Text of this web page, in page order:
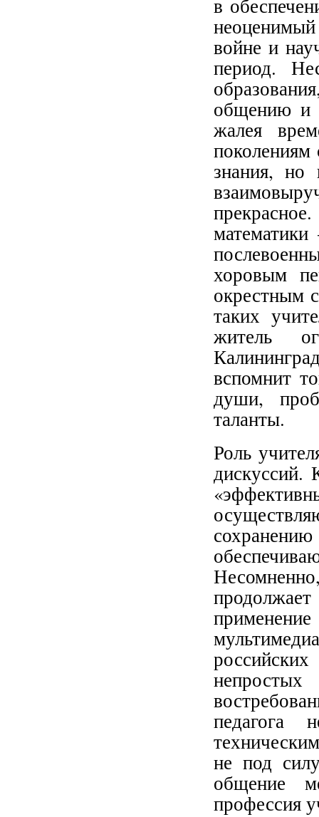
в
войне и
период.
общению и
жалея
поколениям
знания, но
хоровым
окрестным
таких
житель
вспомнит
души,
таланты.
Роль
дискуссий.
непростых
педагога
не под
общение
профессия